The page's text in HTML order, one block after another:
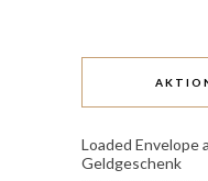
Loaded Envelope
Geldgeschenk